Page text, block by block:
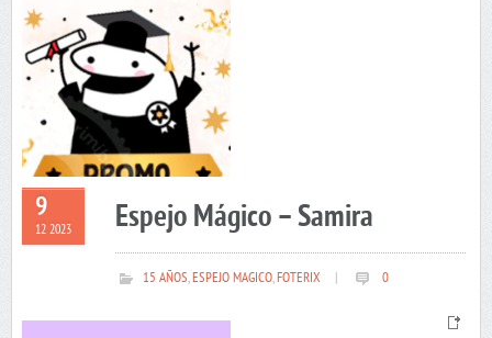
9
12 2023 Espejo Mágico – Samira
15 AÑOS,ESPEJO MAGICO,FOTERIX 0